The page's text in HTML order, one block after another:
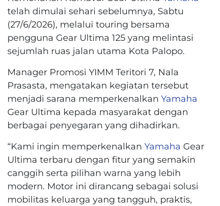
telah dimulai sehari sebelumnya, Sabtu
(27/6/2026), melalui touring bersama
pengguna Gear Ultima 125 yang melintasi
sejumlah ruas jalan utama Kota Palopo.
Manager Promosi YIMM Teritori 7, Nala
Prasasta, mengatakan kegiatan tersebut
menjadi sarana memperkenalkan Yamaha
Gear Ultima kepada masyarakat dengan
berbagai penyegaran yang dihadirkan.
“Kami ingin memperkenalkan Yamaha Gear
Ultima terbaru dengan fitur yang semakin
canggih serta pilihan warna yang lebih
modern. Motor ini dirancang sebagai solusi
mobilitas keluarga yang tangguh, praktis,